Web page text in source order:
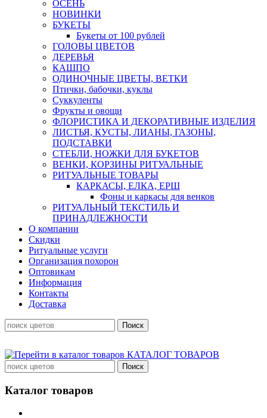
ОСЕНЬ
НОВИНКИ
БУКЕТЫ
Букеты от 100 рублей
ГОЛОВЫ ЦВЕТОВ
ДЕРЕВЬЯ
КАШПО
ОДИНОЧНЫЕ ЦВЕТЫ, ВЕТКИ
Птички, бабочки, куклы
Суккуленты
Фрукты и овощи
ФЛОРИСТИКА И ДЕКОРАТИВНЫЕ ИЗДЕЛИЯ
ЛИСТЬЯ, КУСТЫ, ЛИАНЫ, ГАЗОНЫ,
ПОДСТАВКИ
СТЕБЛИ, НОЖКИ ДЛЯ БУКЕТОВ
ВЕНКИ, КОРЗИНЫ РИТУАЛЬНЫЕ
РИТУАЛЬНЫЕ ТОВАРЫ
КАРКАСЫ, ЕЛКА, ЕРШ
Фоны и каркасы для венков
РИТУАЛЬНЫЙ ТЕКСТИЛЬ И
ПРИНАДЛЕЖНОСТИ
О компании
Скидки
Ритуальные услуги
Организация похорон
Оптовикам
Информация
Контакты
Доставка
КАТАЛОГ ТОВАРОВ
Каталог товаров